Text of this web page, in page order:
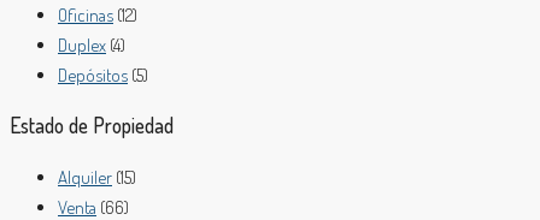
Oficinas (12)
Duplex (4)
Depósitos (5)
Estado de Propiedad
Alquiler (15)
Venta (66)